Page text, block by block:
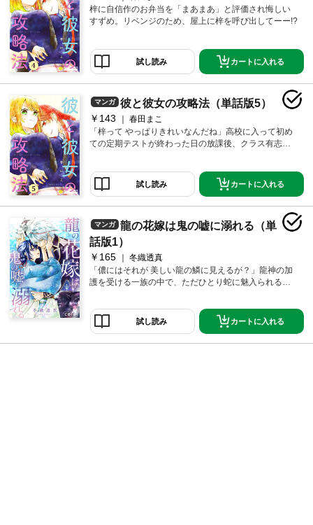
梓に自信作のお弁当を「まあまあ」と評価され悔しい
すずめ。リベンジのため、屋上に梓を呼び出してーー!?
試し読み カートに入れる
マンガ 彼と彼女の攻略法（単話版5）
￥143
春田まこ
「梓って やっぱりきれいなんだね」高校に入って初め
ての定期テストが終わった日の放課後、クラス有志で
器用すぎる自分に落ち込みながら、すずめは家への帰
り路に。すると、偶然他校の男子生徒に告白される梓
なんて 見た目や雰囲気が魅力的ってこと」と素直に賞
賛の気持ちを伝えるすずめに、梓は複雑な胸の内を明
かして――。
試し読み カートに入れる
マンガ
龍の花嫁は鬼の嘘に溺れる（単
話版1）
￥165
冬織透真
「儂にはそれが 美しい龍の鱗に見えるが？」龍神の加
護を受ける一族の中で、ただひとり蛇に魅入られるニ
だが、十六の誕生日＝運命の神託の日まで残り時間は
あとわずか…。そしてやってきた神託の日、珠妃は鬼
神族の若き頭首・廉（れん）と出会ってーー。
試し読み カートに入れる